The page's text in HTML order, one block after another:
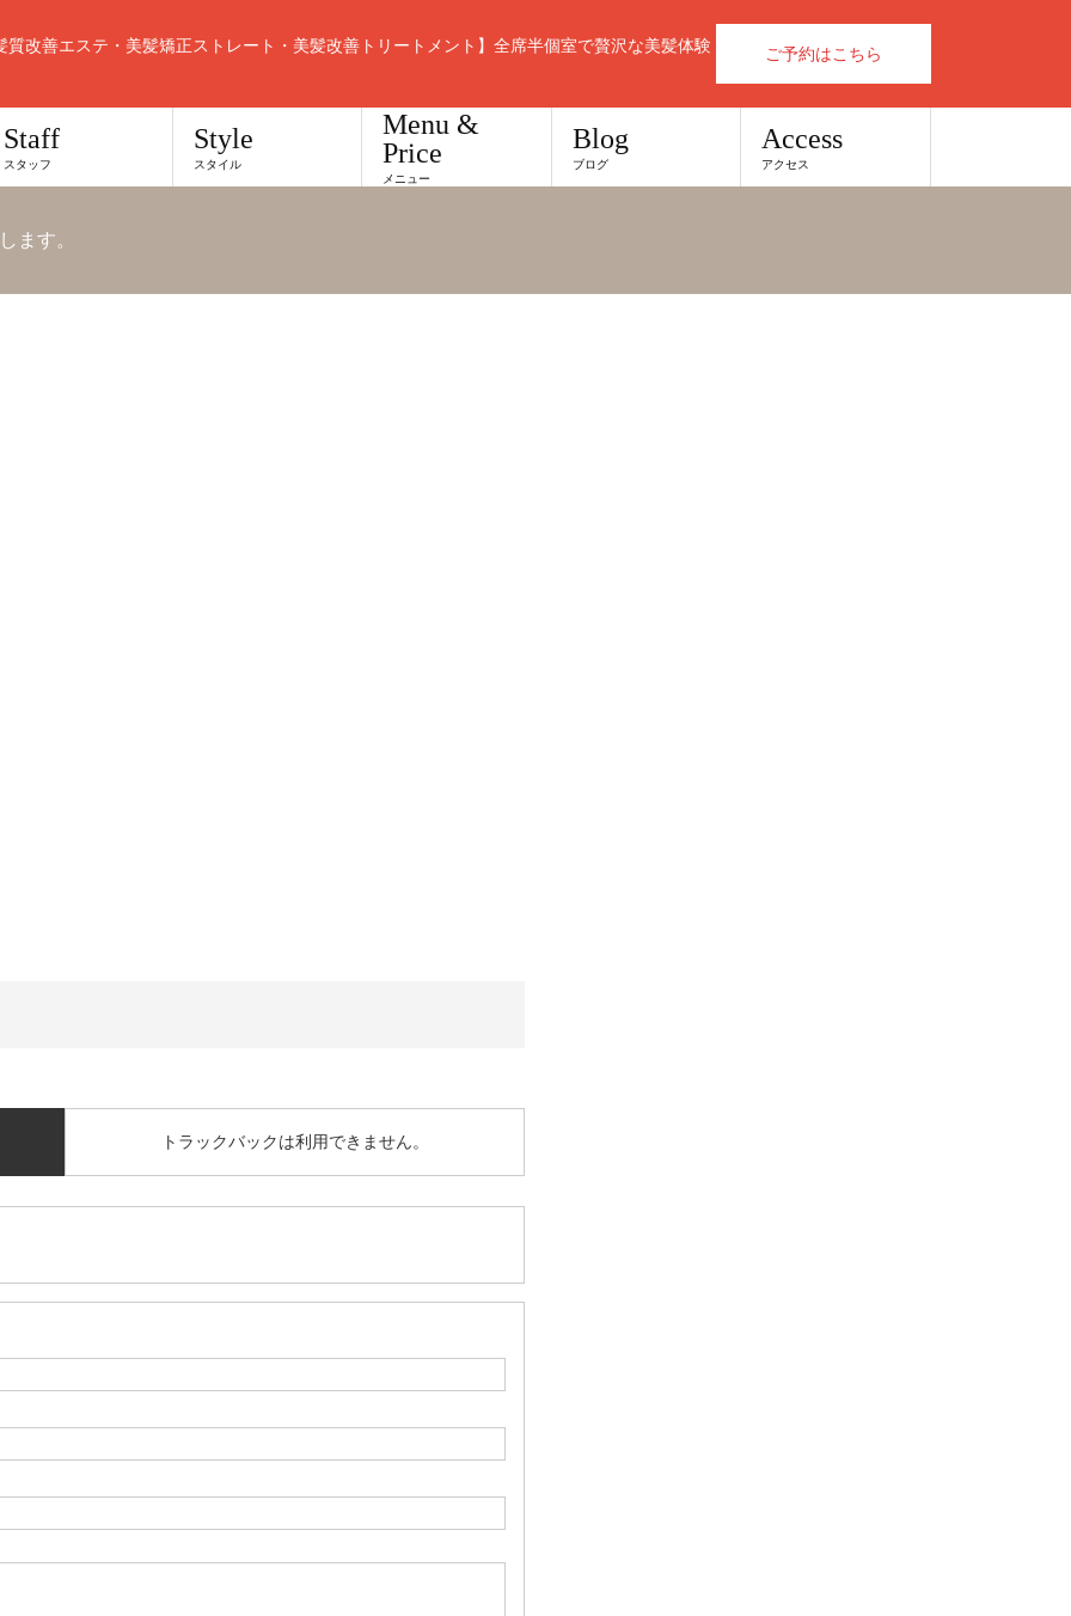
改善エステ・美髪矯正ストレート・美髪改善トリートメント】全席半個室で贅沢な美髪体験 ご予約はこちら
Staff
スタッフ
Style
スタイル
Menu &
Price
メニュー
Blog
ブログ
Access
アクセス
ます。
トラックバックは利用できません。